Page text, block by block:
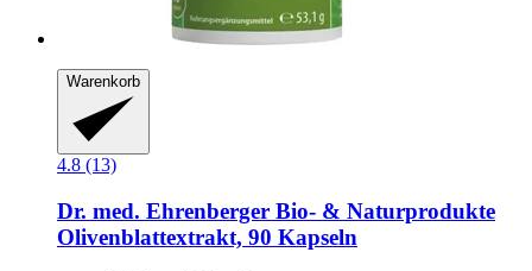
Warenkorb
4.8 (13)
Dr. med. Ehrenberger Bio- & Naturprodukte
Olivenblattextrakt, 90 Kapseln